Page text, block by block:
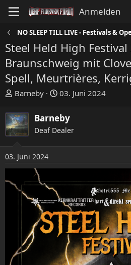
Anmelden
NO SLEEP TILL LIVE - Festivals &
Steel Held High
Braunschweig mit
Spell, Meurtrières,
E
s
t
e
l
e
Barneby
E
s
t
e
l
t
m
03. Juni 2024
Barneby
Deaf Dealer
03. Juni 2024